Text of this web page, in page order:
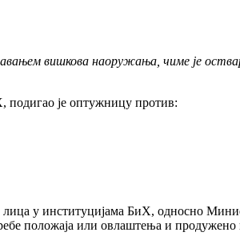
вишкова наоружања, чиме је
подигао је оптужницу против:
у институцијама БиХ, односно
положаја или овлаштења и